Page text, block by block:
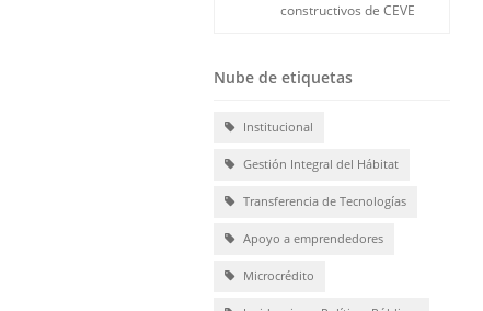
constructivos de CEVE
Nube de etiquetas
Institucional
Gestión Integral del Hábitat
Transferencia de Tecnologías
Apoyo a emprendedores
Microcrédito